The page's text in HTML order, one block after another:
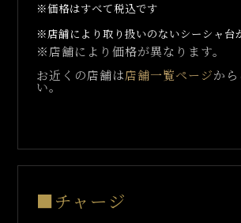
※価格はすべて税込です
※店舗により取り扱いのないシーシャ台
※店舗により価格が異なります。
お近くの店舗は店舗一覧ページか
い。
■チャージ